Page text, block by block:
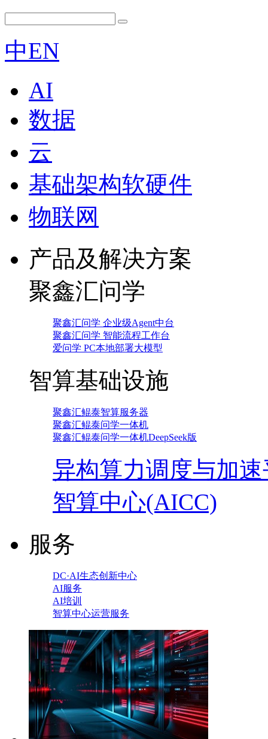
中EN
AI
数据
云
基础架构软硬件
物联网
产品及解决方案
聚鑫汇问学
聚鑫汇问学 企业级Agent中台
聚鑫汇问学 智能流程工作台
爱问学 PC本地部署大模型
智算基础设施
聚鑫汇鲲泰智算服务器
聚鑫汇鲲泰问学一体机
聚鑫汇鲲泰问学一体机DeepSeek版
异构算力调度与加
智算中心(AICC)
服务
DC·AI生态创新中心
AI服务
AI培训
智算中心运营服务